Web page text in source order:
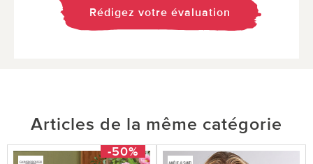
Rédigez votre évaluation
Articles de la même catégorie
-50%